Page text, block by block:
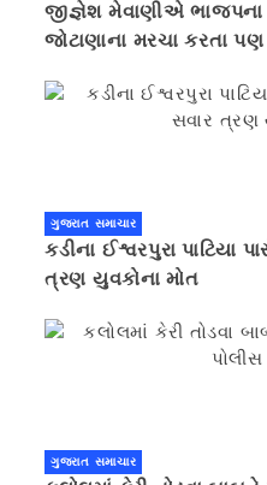
જીજ્ઞેશ મેવાણીએ
જોટાણાના મરચા કરતા
ગુજરાત સમાચાર
કડીના ઈશ્વરપુરા પાટિયા
ત્રણ યુવકોના મોત
ગુજરાત સમાચાર